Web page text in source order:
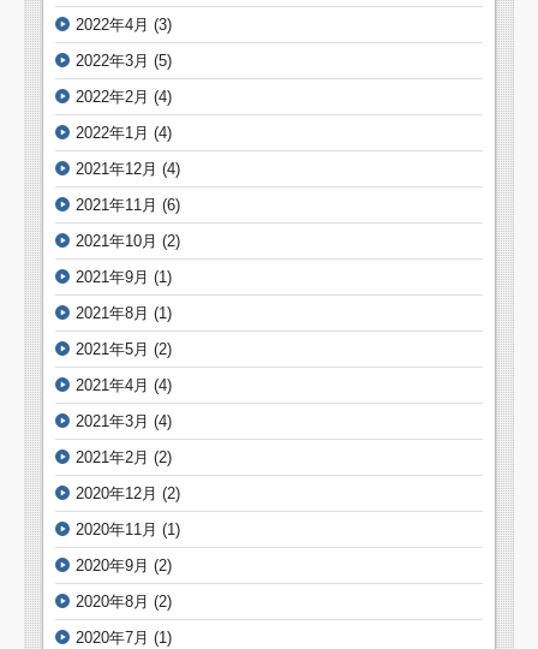
2022年4月 (3)
2022年3月 (5)
2022年2月 (4)
2022年1月 (4)
2021年12月 (4)
2021年11月 (6)
2021年10月 (2)
2021年9月 (1)
2021年8月 (1)
2021年5月 (2)
2021年4月 (4)
2021年3月 (4)
2021年2月 (2)
2020年12月 (2)
2020年11月 (1)
2020年9月 (2)
2020年8月 (2)
2020年7月 (1)